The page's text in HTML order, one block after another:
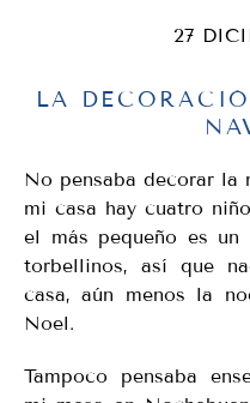
27
LA
No pensaba decorar la
mi casa hay cuatro
el más pequeño es un
torbellinos, así que
casa, aún menos la
Noel.
Tampoco pensaba